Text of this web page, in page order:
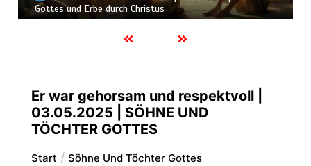
Herrn, solange Er zu finden ist
Er war gehorsam und respektvoll |
03.05.2025 | SÖHNE UND
TÖCHTER GOTTES
Start Söhne Und Töchter Gottes